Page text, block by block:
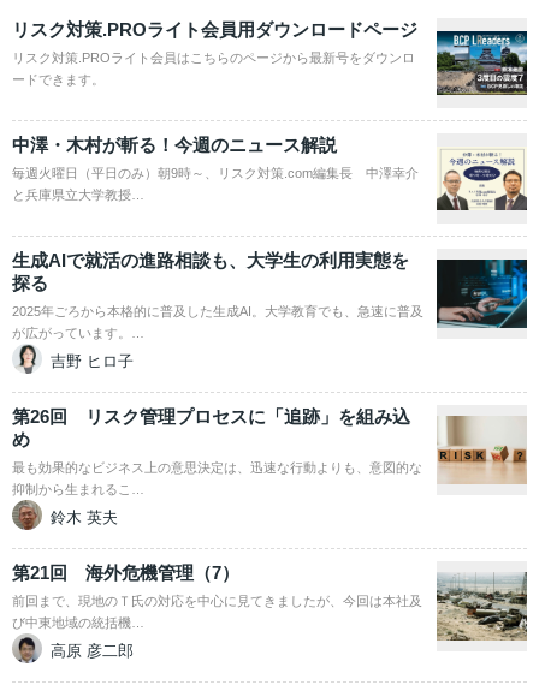
リスク対策.PROライト会員用ダウンロードページ
リスク対策.PROライト会員はこちらのページから最新号をダウンロ
ードできます。
中澤・木村が斬る！今週のニュース解説
毎週火曜日（平日のみ）朝9時～、リスク対策.com編集長 中澤幸介
と兵庫県立大学教授…
生成AIで就活の進路相談も、大学生の利用実態を
探る
2025年ごろから本格的に普及した生成AI。大学教育でも、急速に普及
が広がっています。…
吉野 ヒロ子
第26回 リスク管理プロセスに「追跡」を組み込
め
最も効果的なビジネス上の意思決定は、迅速な行動よりも、意図的な
抑制から生まれるこ…
鈴木 英夫
第21回 海外危機管理（7）
前回まで、現地のＴ氏の対応を中心に見てきましたが、今回は本社及
び中東地域の統括機…
高原 彦二郎